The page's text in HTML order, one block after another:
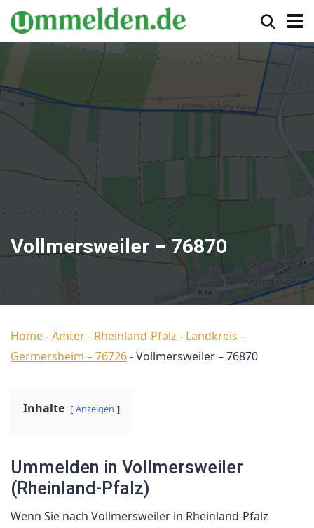
Vollmersweiler – 76870
Home-Ämter- Rheinland-Pfalz - Landkreis –
Germersheim – 76726-Vollmersweiler – 76870
Inhalte Anzeigen
Ummelden in Vollmersweiler
(Rheinland-Pfalz)
Wenn Sie nach Vollmersweiler in Rheinland-Pfalz